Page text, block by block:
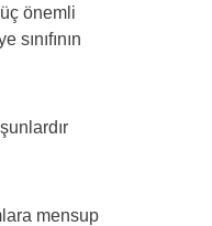
önemli
mensup